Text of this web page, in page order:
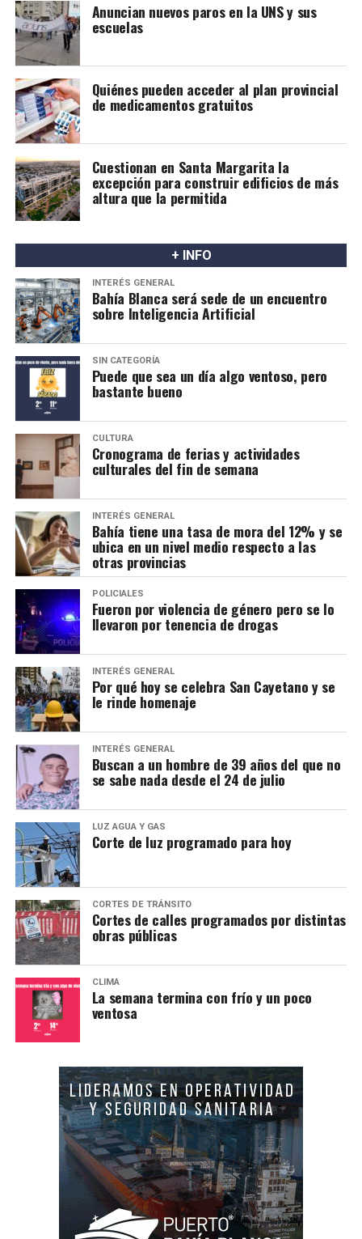
A partir de esta información, los especialistas proponen
avanzar hacia un consenso nacional que permita revisar
las recomendaciones actuales y definir en qué casos la
lactancia materna puede ser una alternativa posible y
segura.
Anuncian nuevos paros en la UNS y sus
escuelas
Quiénes pueden acceder al plan provincial
de medicamentos gratuitos
Cuestionan en Santa Margarita la
excepción para construir edificios de más
altura que la permitida
+ INFO
INTERÉS GENERAL
Bahía Blanca será sede de un encuentro
sobre Inteligencia Artificial
SIN CATEGORÍA
Puede que sea un día algo ventoso, pero
bastante bueno
CULTURA
Cronograma de ferias y actividades
culturales del fin de semana
INTERÉS GENERAL
Bahía tiene una tasa de mora del 12% y se
ubica en un nivel medio respecto a las
otras provincias
POLICIALES
Fueron por violencia de género pero se lo
llevaron por tenencia de drogas
INTERÉS GENERAL
Por qué hoy se celebra San Cayetano y se
le rinde homenaje
INTERÉS GENERAL
Buscan a un hombre de 39 años del que no
se sabe nada desde el 24 de julio
LUZ AGUA Y GAS
Corte de luz programado para hoy
CORTES DE TRÁNSITO
Cortes de calles programados por distintas
obras públicas
CLIMA
La semana termina con frío y un poco
ventosa